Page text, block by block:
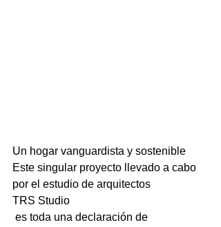
Un hogar vanguardista y sostenible
Este singular proyecto llevado a cabo
por el estudio de arquitectos
TRS Studio